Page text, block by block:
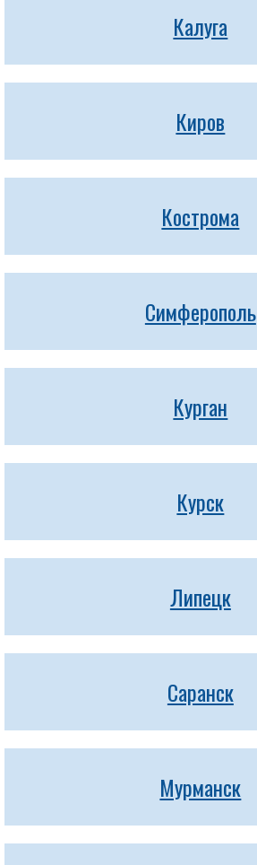
Калуга
Киров
Кострома
Симферополь
Курган
Курск
Липецк
Саранск
Мурманск